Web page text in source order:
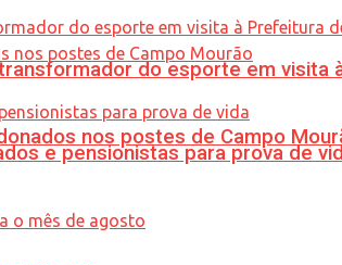
nos postes de Campo
do esporte em visita
e pensionistas para prova de